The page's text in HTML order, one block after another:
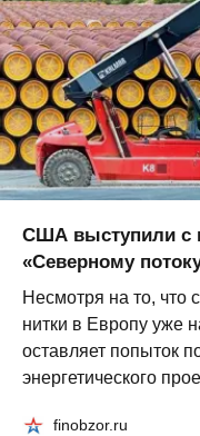
США выступили с
«Северному
Несмотря на то, что
нитки в Европу уже
оставляет попыток
энергетического
finobzor.ru